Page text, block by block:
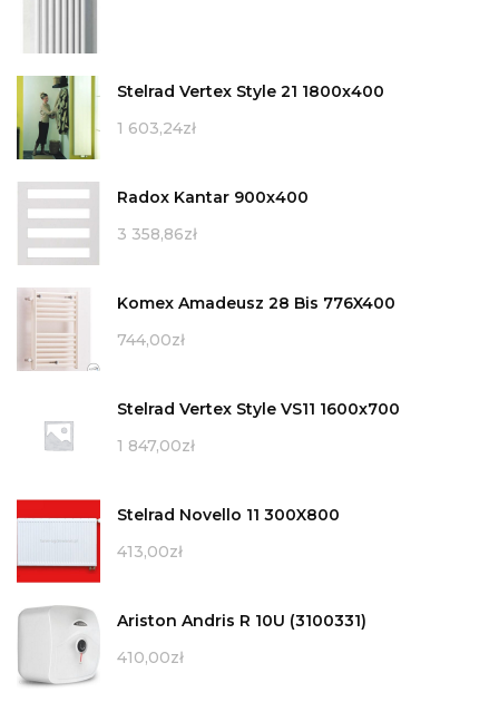
Stelrad Vertex Style 21 1800x400
1 603,24zł
Radox Kantar 900x400
3 358,86zł
Komex Amadeusz 28 Bis 776X400
744,00zł
Stelrad Vertex Style VS11 1600x700
1 847,00zł
Stelrad Novello 11 300X800
413,00zł
Ariston Andris R 10U (3100331)
410,00zł